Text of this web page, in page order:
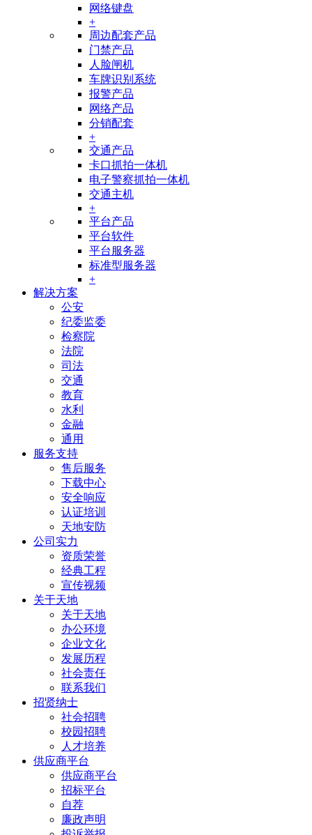
网络键盘
+
周边配套产品
门禁产品
人脸闸机
车牌识别系统
报警产品
网络产品
分销配套
+
交通产品
卡口抓拍一体机
电子警察抓拍一体机
交通主机
+
平台产品
平台软件
平台服务器
标准型服务器
+
解决方案
公安
纪委监委
检察院
法院
司法
交通
教育
水利
金融
通用
服务支持
售后服务
下载中心
安全响应
认证培训
天地安防
公司实力
资质荣誉
经典工程
宣传视频
关于天地
关于天地
办公环境
企业文化
发展历程
社会责任
联系我们
招贤纳士
社会招聘
校园招聘
人才培养
供应商平台
供应商平台
招标平台
自荐
廉政声明